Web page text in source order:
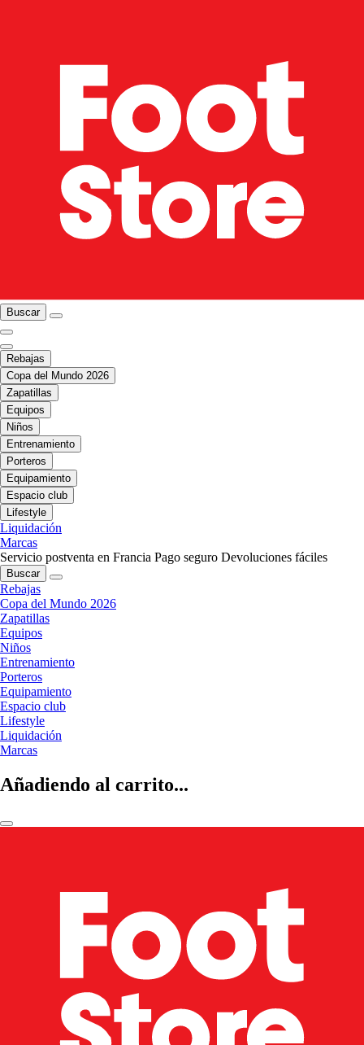
Buscar
Rebajas
Copa del Mundo 2026
Zapatillas
Equipos
Niños
Entrenamiento
Porteros
Equipamiento
Espacio club
Lifestyle
Liquidación
Marcas
Servicio postventa en Francia Pago seguro Devoluciones fáciles
Buscar
Rebajas
Copa del Mundo 2026
Zapatillas
Equipos
Niños
Entrenamiento
Porteros
Equipamiento
Espacio club
Lifestyle
Liquidación
Marcas
Añadiendo al carrito...